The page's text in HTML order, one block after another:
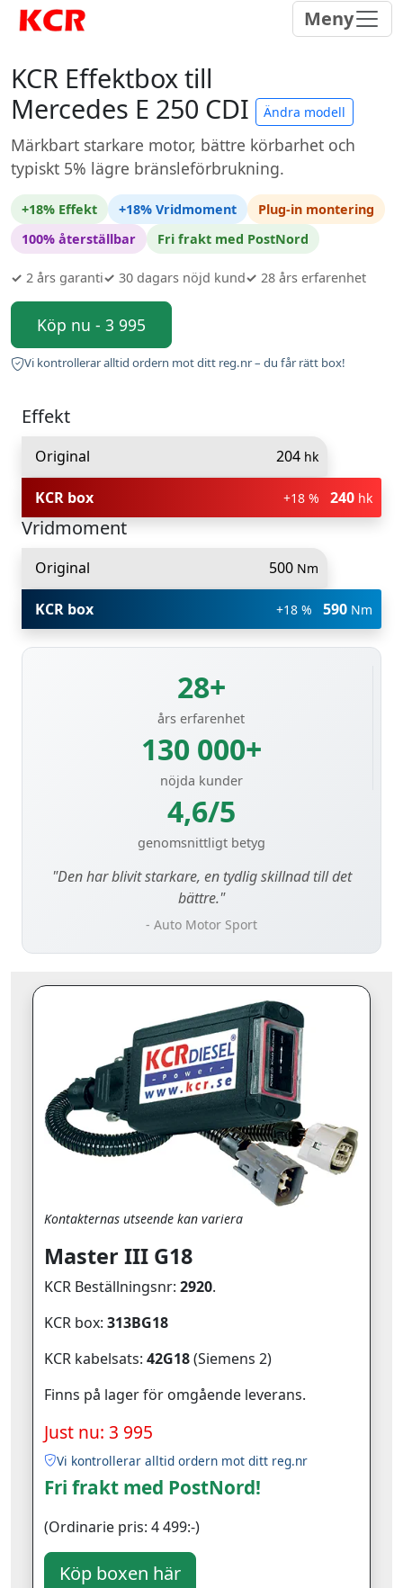
Meny
KCR Effektbox till
Mercedes E 250 CDI
Ändra modell
Märkbart starkare motor, bättre körbarhet och
typiskt 5% lägre bränsleförbrukning.
+18% Effekt +18% Vridmoment
Plug-in montering
100% återställbar
Fri frakt med PostNord
✓ 2 års garanti✓ 30 dagars nöjd kund✓ 28 års erfarenhet
Köp nu - 3 995
Vi kontrollerar alltid ordern mot ditt reg.nr – du får rätt box!
Effekt
Original 204 hk
KCR box +18 % 240 hk
Vridmoment
Original 500 Nm
KCR box +18 % 590 Nm
28+
års erfarenhet
130 000+
nöjda kunder
4,6/5
genomsnittligt betyg
"Den har blivit starkare, en tydlig skillnad till det
bättre."
- Auto Motor Sport
Kontakternas utseende kan variera
Master III G18
KCR Beställningsnr: 2920.
KCR box: 313BG18
KCR kabelsats: 42G18(Siemens 2)
Finns på lager för omgående leverans.
Just nu: 3 995
Vi kontrollerar alltid ordern mot ditt reg.nr
Fri frakt med PostNord!
(Ordinarie pris: 4 499:-)